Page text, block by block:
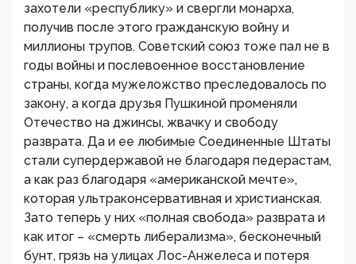
захотели «республику» и свергли монарха,
получив после этого гражданскую войну и
миллионы трупов. Советский союз тоже пал не в
годы войны и послевоенное восстановление
страны, когда мужеложство преследовалось по
закону, а когда друзья Пушкиной променяли
Отечество на джинсы, жвачку и свободу
разврата. Да и ее любимые Соединенные Штаты
стали супердержавой не благодаря педерастам,
а как раз благодаря «американской мечте»,
которая ультраконсервативная и христианская.
Зато теперь у них «полная свобода» разврата и
как итог – «смерть либерализма», бесконечный
бунт, грязь на улицах Лос-Анжелеса и потеря